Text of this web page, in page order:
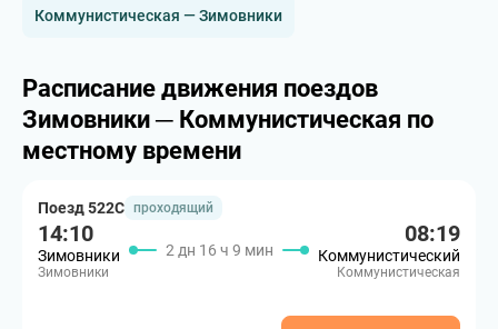
Коммунистическая — Зимовники
Расписание движения поездов
Зимовники ─ Коммунистическая по
местному времени
Поезд 522С проходящий
14:10
Зимовники
Зимовники
2 дн 16 ч 9 мин
08:19
Коммунистический
Коммунистическая